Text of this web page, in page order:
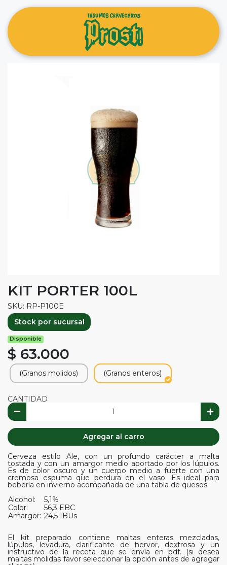
KIT PORTER 100L
SKU: RP-P100E
Stock por sucursal
Disponible
$ 63.000
(Granos molidos) (Granos enteros)
CANTIDAD
Agregar al carro
Cerveza estilo Ale, con un profundo carácter a malta
tostada y con un amargor medio aportado por los lúpulos.
Es de color oscuro y un cuerpo medio a fuerte con una
cremosa espuma que perdura en el vaso. Es ideal para
beberla en invierno acompañada de una tabla de quesos.
Alcohol:
5,1%
Color:
56,3 EBC
Amargor: 24,5 IBUs
El kit preparado contiene maltas enteras mezcladas,
lúpulos, levadura, clarificante de hervor, dextrosa y un
instructivo de la receta que se envía en pdf. (si desea
maltas molidas favor seleccionar la opción antes de agregar